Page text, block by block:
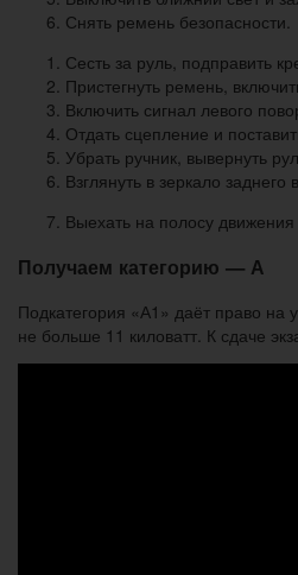
Снять ремень безопасности.
Сесть за руль, подправить
Пристегнуть ремень,
Включить сигнал левого
Отдать сцепление и
Убрать ручник, вывернуть
Взглянуть в зеркало
Выехать на полосу
Получаем категорию — А
Подкатегория «А1» даёт право
не больше 11 киловатт. К сдаче